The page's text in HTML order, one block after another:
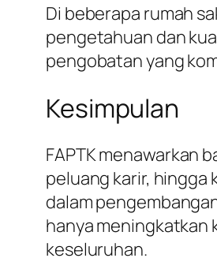
Di beberapa rumah
pengetahuan dan
pengobatan yang
Kesimpulan
FAPTK menawarkan
peluang karir,
dalam
hanya meningkatkan
keseluruhan.